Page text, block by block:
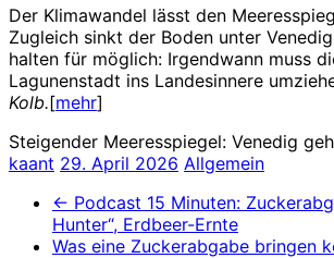
Der Klimawandel lässt den
Zugleich sinkt der Boden unter
halten für möglich: Irgendwann muss
Lagunenstadt ins Landesinnere
Kolb.[mehr]
Steigender Meeresspiegel: Venedig
kaant 29. April 2026 Allgemein
← Podcast 15 Minuten:
Hunter“, Erdbeer-Ernte
Was eine Zuckerabgabe bringen